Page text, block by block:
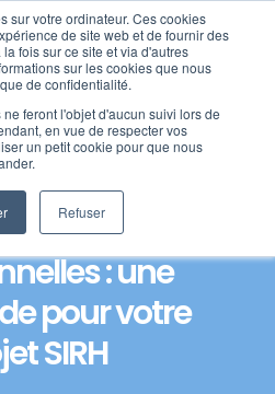
sur votre ordinateur. Ces cookies
de site web et de fournir des
fois sur ce site et via d'autres
sur les cookies que nous
de confidentialité.
feront l'objet d'aucun suivi lors de
en vue de respecter vos
un petit cookie pour que nous
Refuser
offres
clients
Fortify
votre projet avec nos experts »
: une base solide pour votre projet
SIRH
: une
pour votre
SIRH